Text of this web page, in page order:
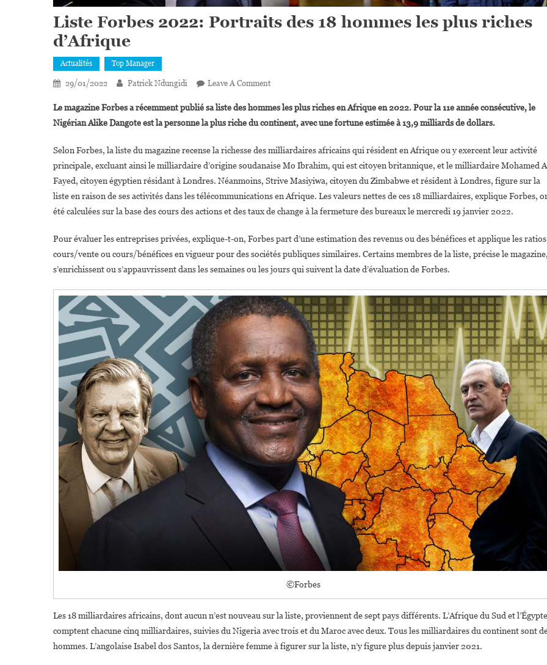
Liste Forbes 2022: Portraits des 18 hommes les plus riches
d’Afrique
Actualités Top Manager
29/01/2022 Patrick Ndungidi Leave A CommentOn
Forbes
2022:
Des
18
Hommes
Les
Plus
D’Afrique
Le magazine Forbes a récemment publié sa liste des hommes les plus riches en Afrique en 2022. Pour la 11e année consécutive, le
Nigérian Alike Dangote est la personne la plus riche du continent, avec une fortune estimée à 13,9 milliards de dollars.
Selon Forbes, la liste du magazine recense la richesse des milliardaires africains qui résident en Afrique ou y exercent leur activité
principale, excluant ainsi le milliardaire d’origine soudanaise Mo Ibrahim, qui est citoyen britannique, et le milliardaire Mohamed
Fayed, citoyen égyptien résidant à Londres. Néanmoins, Strive Masiyiwa, citoyen du Zimbabwe et résident à Londres, figure sur la
liste en raison de ses activités dans les télécommunications en Afrique. Les valeurs nettes de ces 18 milliardaires, explique Forbes,
été calculées sur la base des cours des actions et des taux de change à la fermeture des bureaux le mercredi 19 janvier 2022.
Pour évaluer les entreprises privées, explique-t-on, Forbes part d’une estimation des revenus ou des bénéfices et applique les ratios
cours/vente ou cours/bénéfices en vigueur pour des sociétés publiques similaires. Certains membres de la liste, précise le magazine,
s’enrichissent ou s’appauvrissent dans les semaines ou les jours qui suivent la date d’évaluation de Forbes.
©Forbes
Les 18 milliardaires africains, dont aucun n’est nouveau sur la liste, proviennent de sept pays différents. L’Afrique du Sud et l’Égypte
comptent chacune cinq milliardaires, suivies du Nigeria avec trois et du Maroc avec deux. Tous les milliardaires du continent sont
hommes. L’angolaise Isabel dos Santos, la dernière femme à figurer sur la liste, n’y figure plus depuis janvier 2021.